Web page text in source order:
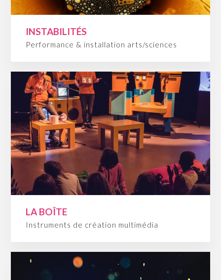
INSTABILITÉS
Performance & installation arts/sciences
LA BOÎTE
Instruments de création multimédia